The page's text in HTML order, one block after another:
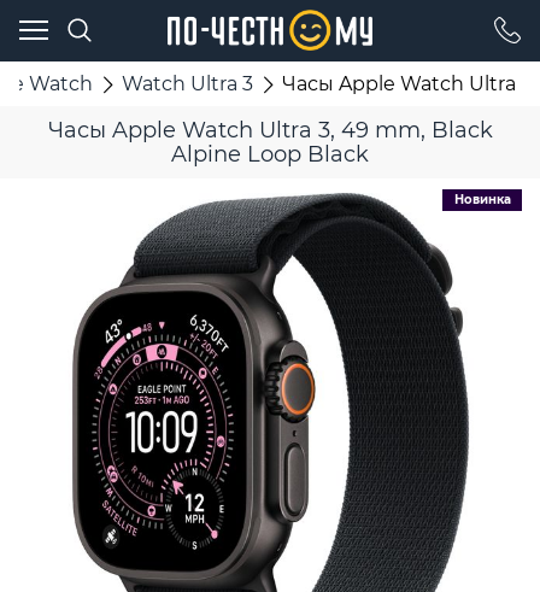
Watch Watch Ultra 3 Часы Apple Watch Ultra
Часы Apple Watch Ultra 3, 49 mm, Black
Alpine Loop Black
Новинка